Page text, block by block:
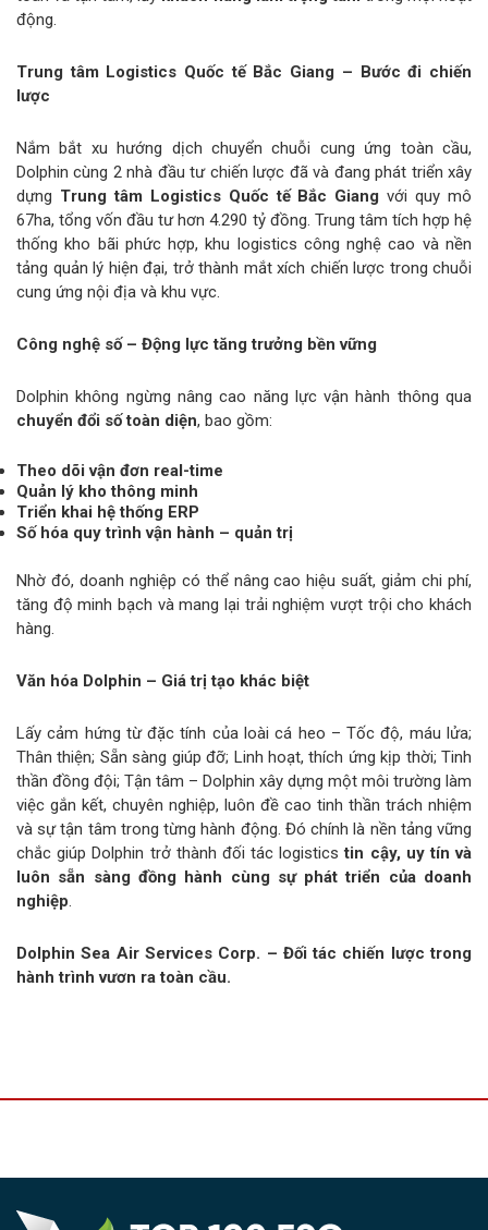
động.
Trung tâm Logistics Quốc tế Bắc Giang – Bước đi chiến
lược
Nắm bắt xu hướng dịch chuyển chuỗi cung ứng toàn cầu,
Dolphin cùng 2 nhà đầu tư chiến lược đã và đang phát triển xây
dựng Trung tâm Logistics Quốc tế Bắc Giang với quy mô
67ha, tổng vốn đầu tư hơn 4.290 tỷ đồng. Trung tâm tích hợp hệ
thống kho bãi phức hợp, khu logistics công nghệ cao và nền
tảng quản lý hiện đại, trở thành mắt xích chiến lược trong chuỗi
cung ứng nội địa và khu vực.
Công nghệ số – Động lực tăng trưởng bền vững
Dolphin không ngừng nâng cao năng lực vận hành thông qua
chuyển đổi số toàn diện, bao gồm:
Theo dõi vận đơn real-time
Quản lý kho thông minh
Triển khai hệ thống ERP
Số hóa quy trình vận hành – quản trị
Nhờ đó, doanh nghiệp có thể nâng cao hiệu suất, giảm chi phí,
tăng độ minh bạch và mang lại trải nghiệm vượt trội cho khách
hàng.
Văn hóa Dolphin – Giá trị tạo khác biệt
Lấy cảm hứng từ đặc tính của loài cá heo – Tốc độ, máu lửa;
Thân thiện; Sẵn sàng giúp đỡ; Linh hoạt, thích ứng kịp thời; Tinh
thần đồng đội; Tận tâm – Dolphin xây dựng một môi trường làm
việc gắn kết, chuyên nghiệp, luôn đề cao tinh thần trách nhiệm
và sự tận tâm trong từng hành động. Đó chính là nền tảng vững
chắc giúp Dolphin trở thành đối tác logisticstin cậy, uy tín và
luôn sẵn sàng đồng hành cùng sự phát triển của doanh
nghiệp.
Dolphin Sea Air Services Corp. – Đối tác chiến lược trong
hành trình vươn ra toàn cầu.